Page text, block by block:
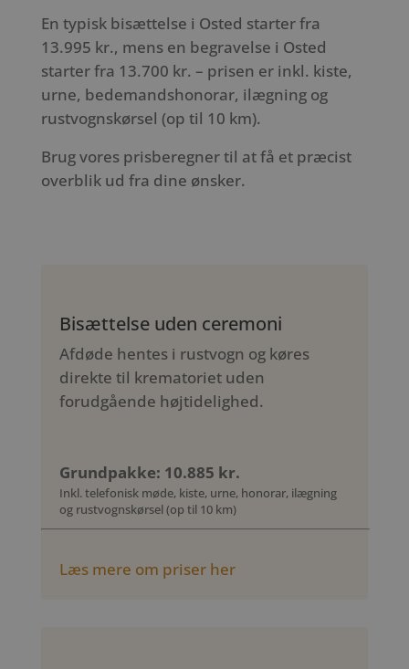
En typisk bisættelse i Osted starter fra
13.995 kr., mens en begravelse i Osted
starter fra 13.700 kr. – prisen er inkl. kiste,
urne, bedemandshonorar, ilægning og
rustvognskørsel (op til 10 km).
Brug vores prisberegner til at få et præcist
overblik ud fra dine ønsker.
Bisættelse uden ceremoni
Afdøde hentes i rustvogn og køres
direkte til krematoriet uden
forudgående højtidelighed.
Grundpakke: 10.885 kr.
Inkl. telefonisk møde, kiste, urne, honorar, ilægning
og rustvognskørsel (op til 10 km)
Læs mere om priser her